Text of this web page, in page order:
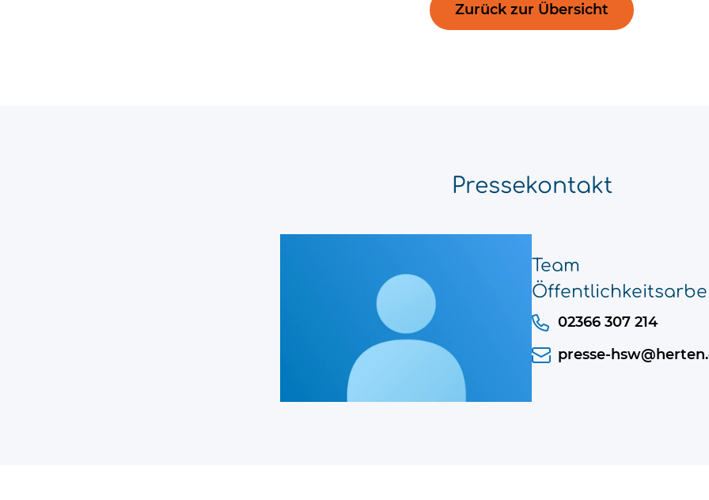
Zurück zur Übersicht
Pressekontakt
Team
02366 307 214
presse-